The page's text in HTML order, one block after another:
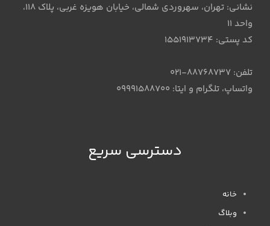
نشانی: تهران، سهروردی شمالی، خیابان هویزه غربی، پلاک 118،
واحد 11
کد پستی: 1551913734
تلفن: 88768737-021
واتساپ، تلگرام و ایتا: 09991588700
دسترسی سریع
خانه
وبلاگ